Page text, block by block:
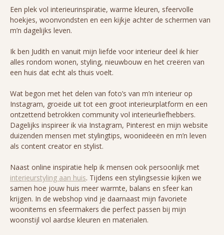
Een plek vol interieurinspiratie, warme kleuren, sfeervolle
hoekjes, woonvondsten en een kijkje achter de schermen van
m’n dagelijks leven.
Ik ben Judith en vanuit mijn liefde voor interieur deel ik hier
alles rondom wonen, styling, nieuwbouw en het creëren van
een huis dat echt als thuis voelt.
Wat begon met het delen van foto’s van m’n interieur op
Instagram, groeide uit tot een groot interieurplatform en een
ontzettend betrokken community vol interieurliefhebbers.
Dagelijks inspireer ik via Instagram, Pinterest en mijn website
duizenden mensen met stylingtips, woonideeën en m’n leven
als content creator en stylist.
Naast online inspiratie help ik mensen ook persoonlijk met
interieurstyling aan huis. Tijdens een stylingsessie kijken we
samen hoe jouw huis meer warmte, balans en sfeer kan
krijgen. In de webshop vind je daarnaast mijn favoriete
woonitems en sfeermakers die perfect passen bij mijn
woonstijl vol aardse kleuren en materialen.